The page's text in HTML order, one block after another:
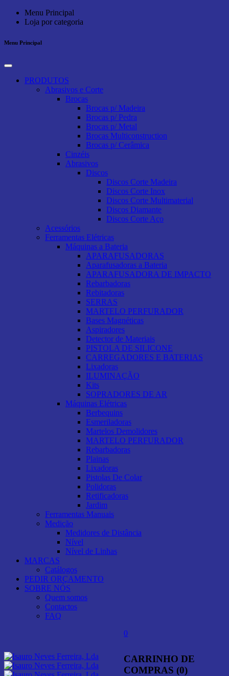
Menu Principal
Loja por categoria
Menu Principal
PRODUTOS
Abrasivos e Corte
Brocas
Brocas p/ Madeira
Brocas p/ Pedra
Brocas p/ Metal
Brocas Multiconstruction
Brocas p/ Cerâmica
Cinzéis
Abrasivos
Discos
Discos Corte Madeira
Discos Corte Inox
Discos Corte Multimaterial
Discos Diamante
Discos Corte Aço
Acessórios
Ferramentas Elétricas
Máquinas a Bateria
APARAFUSADORAS
Aparafusadoras a Bateria
APARAFUSADORA DE IMPACTO
Rebarbadoras
Rebitadoras
SERRAS
MARTELO PERFURADOR
Bases Magnéticas
Aspiradores
Detector de Materiais
PISTOLA DE SILICONE
CARREGADORES E BATERIAS
Lixadoras
ILUMINAÇÃO
Kits
SOPRADORES DE AR
Máquinas Elétricas
Berbequins
Esmeriladoras
Martelos Demolidores
MARTELO PERFURADOR
Rebarbadoras
Plainas
Lixadoras
Pistolas De Colar
Polidoras
Retificadoras
Jardim
Ferramentas Manuais
Medição
Medidores de Distância
Nível
Nível de Linhas
MARCAS
Catálogos
PEDIR ORÇAMENTO
SOBRE NÓS
Quem somos
Contactos
FAQ
0
CARRINHO DE
COMPRAS (0)